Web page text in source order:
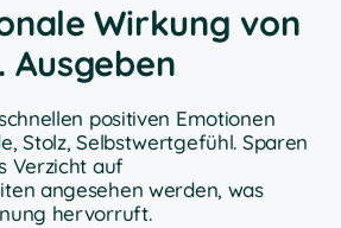
Wirkung von
Ausgeben
positiven Emotionen
Stolz, Selbstwertgefühl. Sparen
Verzicht auf
angesehen werden, was
hervorruft.